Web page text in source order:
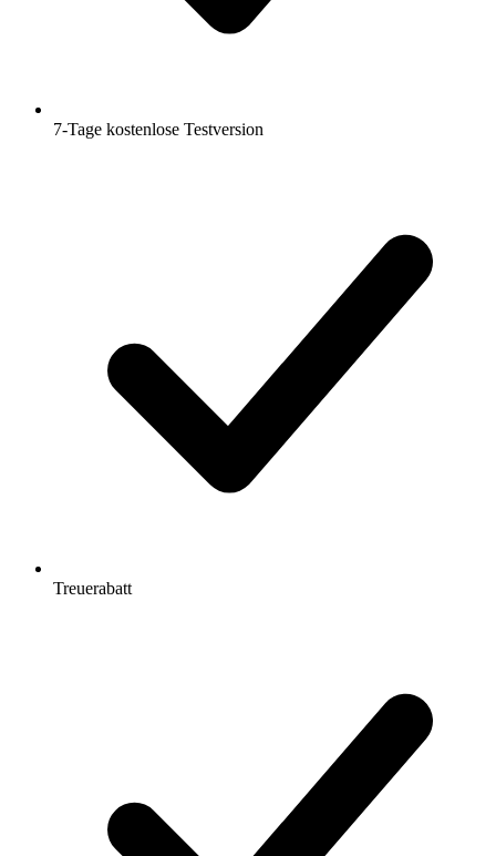
7-Tage kostenlose Testversion
Treuerabatt